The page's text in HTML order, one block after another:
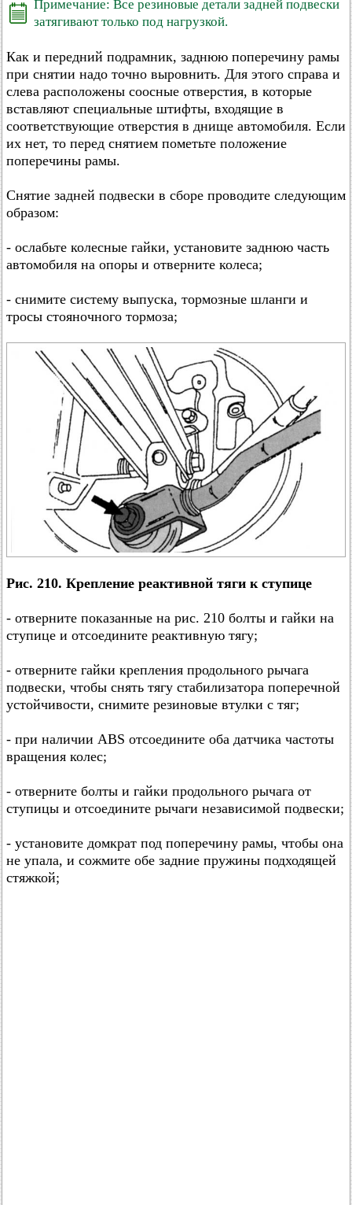
Примечание: Все резиновые детали задней подвески
затягивают только под нагрузкой.
Как и передний подрамник, заднюю поперечину рамы
при снятии надо точно выровнить. Для этого справа и
слева расположены соосные отверстия, в которые
вставляют специальные штифты, входящие в
соответствующие отверстия в днище автомобиля. Если
их нет, то перед снятием пометьте положение
поперечины рамы.
Снятие задней подвески в сборе проводите следующим
образом:
- ослабьте колесные гайки, установите заднюю часть
автомобиля на опоры и отверните колеса;
- снимите систему выпуска, тормозные шланги и
тросы стояночного тормоза;
Рис. 210. Крепление реактивной тяги к ступице
- отверните показанные на рис. 210 болты и гайки на
ступице и отсоедините реактивную тягу;
- отверните гайки крепления продольного рычага
подвески, чтобы снять тягу стабилизатора поперечной
устойчивости, снимите резиновые втулки с тяг;
- при наличии ABS отсоедините оба датчика частоты
вращения колес;
- отверните болты и гайки продольного рычага от
ступицы и отсоедините рычаги независимой подвески;
- установите домкрат под поперечину рамы, чтобы она
не упала, и сожмите обе задние пружины подходящей
стяжкой;